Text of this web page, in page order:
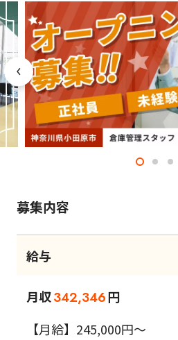
募集内容
給与
月収342,346円
【月給】245,000円～